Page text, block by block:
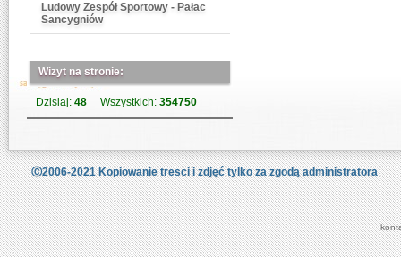
Ludowy Zespół Sportowy - Pałac
Sancygniów
Wizyt na stronie:
Dzisiaj: 48 Wszystkich: 354750
Ⓒ2006-2021 Kopiowanie tresci i zdjęć tylko za zgodą administratora